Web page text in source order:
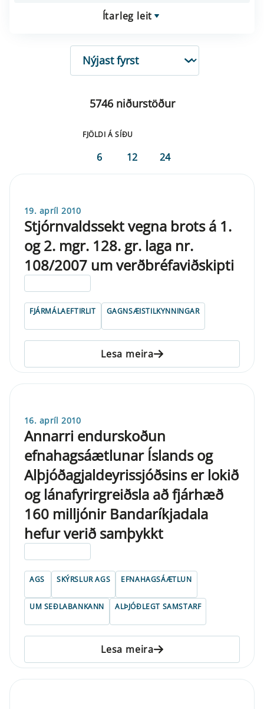
Ítarleg leit
RÖÐUN
5746 niðurstöður
FJÖLDI Á SÍÐU
6 12 24
19. apríl 2010
Stjórnvaldssekt vegna brots á 1.
og 2. mgr. 128. gr. laga nr.
108/2007 um verðbréfaviðskipti
FJÁRMÁLAEFTIRLIT GAGNSÆISTILKYNNINGAR
Lesa meira
16. apríl 2010
Annarri endurskoðun
efnahagsáætlunar Íslands og
Alþjóðagjaldeyrissjóðsins er lokið
og lánafyrirgreiðsla að fjárhæð
160 milljónir Bandaríkjadala
hefur verið samþykkt
AGS SKÝRSLUR AGS EFNAHAGSÁÆTLUN
UM SEÐLABANKANN ALÞJÓÐLEGT SAMSTARF
Lesa meira